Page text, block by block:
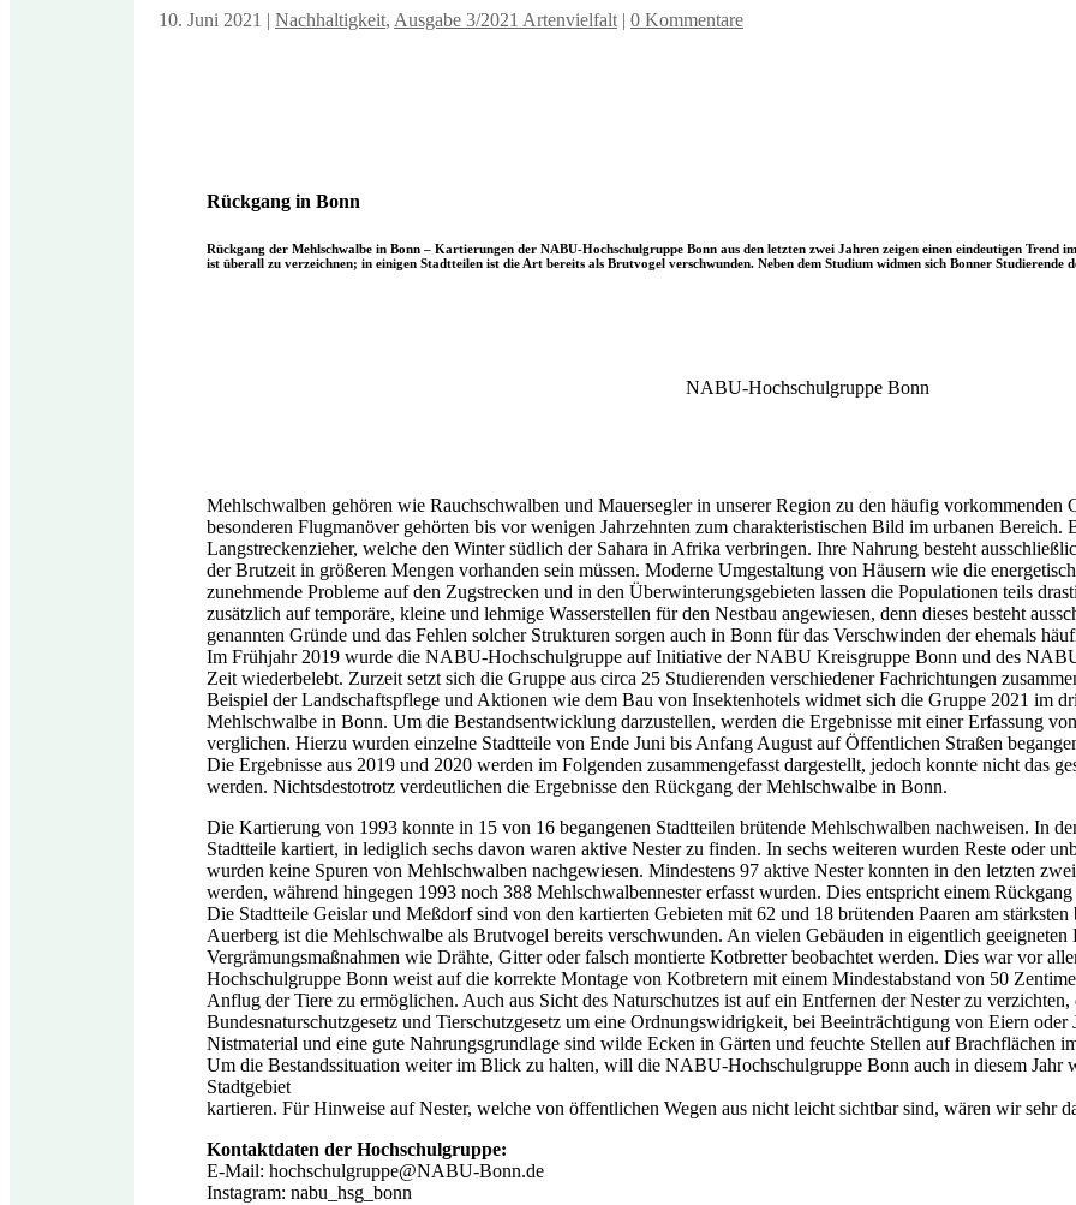
10. Juni 2021 | Nachhaltigkeit, Ausgabe 3/2021 Artenvielfalt | 0 Kommentare
Rückgang in Bonn
Rückgang der Mehlschwalbe in Bonn – Kartierungen der NABU-Hochschulgruppe Bonn aus den letzten zwei Jahren zeigen einen eindeutigen Trend
ist überall zu verzeichnen; in einigen Stadtteilen ist die Art bereits als Brutvogel verschwunden. Neben dem Studium widmen sich Bonner Studierende
NABU-Hochschulgruppe Bonn
Mehlschwalben gehören wie Rauchschwalben und Mauersegler in unserer Region zu den häufig vorkommenden
besonderen Flugmanöver gehörten bis vor wenigen Jahrzehnten zum charakteristischen Bild im urbanen Bereich.
Langstreckenzieher, welche den Winter südlich der Sahara in Afrika verbringen. Ihre Nahrung besteht
der Brutzeit in größeren Mengen vorhanden sein müssen. Moderne Umgestaltung von Häusern wie die
zunehmende Probleme auf den Zugstrecken und in den Überwinterungsgebieten lassen die Populationen teils
zusätzlich auf temporäre, kleine und lehmige Wasserstellen für den Nestbau angewiesen, denn dieses besteht
genannten Gründe und das Fehlen solcher Strukturen sorgen auch in Bonn für das Verschwinden der ehemals
Im Frühjahr 2019 wurde die NABU-Hochschulgruppe auf Initiative der NABU Kreisgruppe Bonn und des
Zeit wiederbelebt. Zurzeit setzt sich die Gruppe aus circa 25 Studierenden verschiedener Fachrichtungen
Beispiel der Landschaftspflege und Aktionen wie dem Bau von Insektenhotels widmet sich die Gruppe 2021 im
Mehlschwalbe in Bonn. Um die Bestandsentwicklung darzustellen, werden die Ergebnisse mit einer Erfassung
verglichen. Hierzu wurden einzelne Stadtteile von Ende Juni bis Anfang August auf Öffentlichen Straßen
Die Ergebnisse aus 2019 und 2020 werden im Folgenden zusammengefasst dargestellt, jedoch konnte nicht das
werden. Nichtsdestotrotz verdeutlichen die Ergebnisse den Rückgang der Mehlschwalbe in Bonn.
Die Kartierung von 1993 konnte in 15 von 16 begangenen Stadtteilen brütende Mehlschwalben nachweisen. In
Stadtteile kartiert, in lediglich sechs davon waren aktive Nester zu finden. In sechs weiteren wurden Reste oder
wurden keine Spuren von Mehlschwalben nachgewiesen. Mindestens 97 aktive Nester konnten in den letzten
werden, während hingegen 1993 noch 388 Mehlschwalbennester erfasst wurden. Dies entspricht einem
Die Stadtteile Geislar und Meßdorf sind von den kartierten Gebieten mit 62 und 18 brütenden Paaren am
Auerberg ist die Mehlschwalbe als Brutvogel bereits verschwunden. An vielen Gebäuden in eigentlich geeigneten
Vergrämungsmaßnahmen wie Drähte, Gitter oder falsch montierte Kotbretter beobachtet werden. Dies war vor
Hochschulgruppe Bonn weist auf die korrekte Montage von Kotbretern mit einem Mindestabstand von 50
Anflug der Tiere zu ermöglichen. Auch aus Sicht des Naturschutzes ist auf ein Entfernen der Nester zu verzichten,
Bundesnaturschutzgesetz und Tierschutzgesetz um eine Ordnungswidrigkeit, bei Beeinträchtigung von Eiern
Nistmaterial und eine gute Nahrungsgrundlage sind wilde Ecken in Gärten und feuchte Stellen auf Brachflächen
Um die Bestandssituation weiter im Blick zu halten, will die NABU-Hochschulgruppe Bonn auch in diesem Jahr
Stadtgebiet
kartieren. Für Hinweise auf Nester, welche von öffentlichen Wegen aus nicht leicht sichtbar sind, wären wir sehr
Kontaktdaten der Hochschulgruppe:
E-Mail: hochschulgruppe@NABU-Bonn.de
Instagram: nabu_hsg_bonn